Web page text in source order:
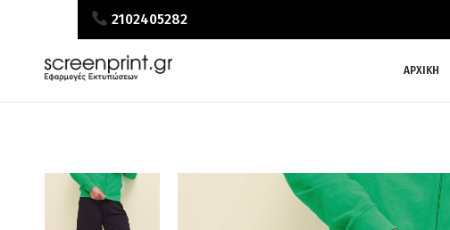
2102405282
ΑΡΧΙΚΗ